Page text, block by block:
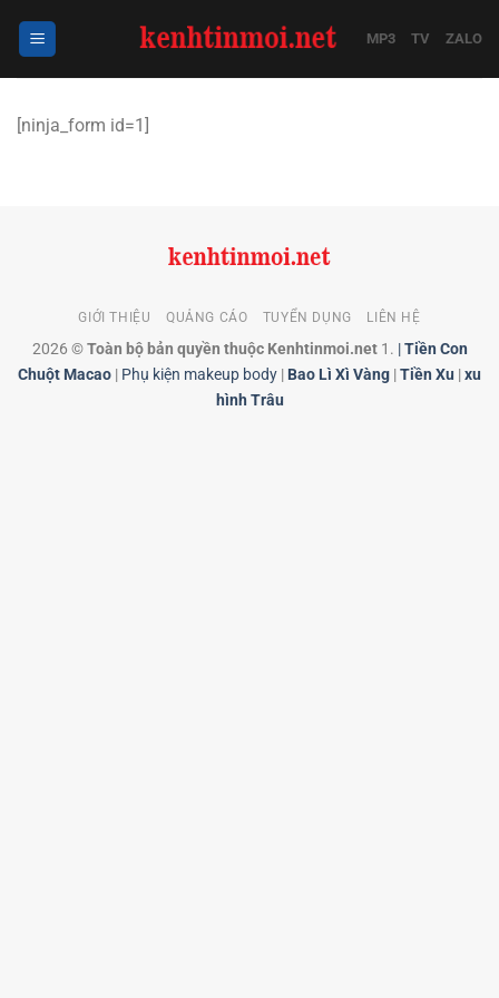
MP3 TV ZALO
[ninja_form id=1]
GIỚI THIỆU QUẢNG CÁO TUYỂN DỤNG LIÊN HỆ
2026 ©Toàn bộ bản quyền thuộc Kenhtinmoi.net1. |Tiền Con
Chuột Macao | Phụ kiện makeup body | Bao Lì Xì Vàng |Tiền Xu |xu
hình Trâu